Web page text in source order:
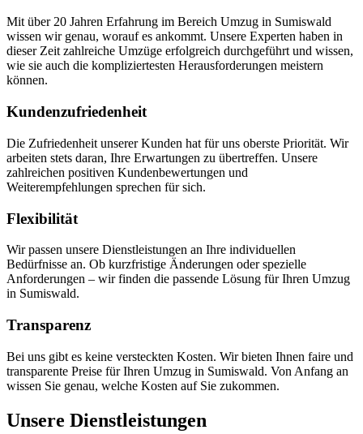
Mit über 20 Jahren Erfahrung im Bereich Umzug in Sumiswald
wissen wir genau, worauf es ankommt. Unsere Experten haben in
dieser Zeit zahlreiche Umzüge erfolgreich durchgeführt und wissen,
wie sie auch die kompliziertesten Herausforderungen meistern
können.
Kundenzufriedenheit
Die Zufriedenheit unserer Kunden hat für uns oberste Priorität. Wir
arbeiten stets daran, Ihre Erwartungen zu übertreffen. Unsere
zahlreichen positiven Kundenbewertungen und
Weiterempfehlungen sprechen für sich.
Flexibilität
Wir passen unsere Dienstleistungen an Ihre individuellen
Bedürfnisse an. Ob kurzfristige Änderungen oder spezielle
Anforderungen – wir finden die passende Lösung für Ihren Umzug
in Sumiswald.
Transparenz
Bei uns gibt es keine versteckten Kosten. Wir bieten Ihnen faire und
transparente Preise für Ihren Umzug in Sumiswald. Von Anfang an
wissen Sie genau, welche Kosten auf Sie zukommen.
Unsere Dienstleistungen